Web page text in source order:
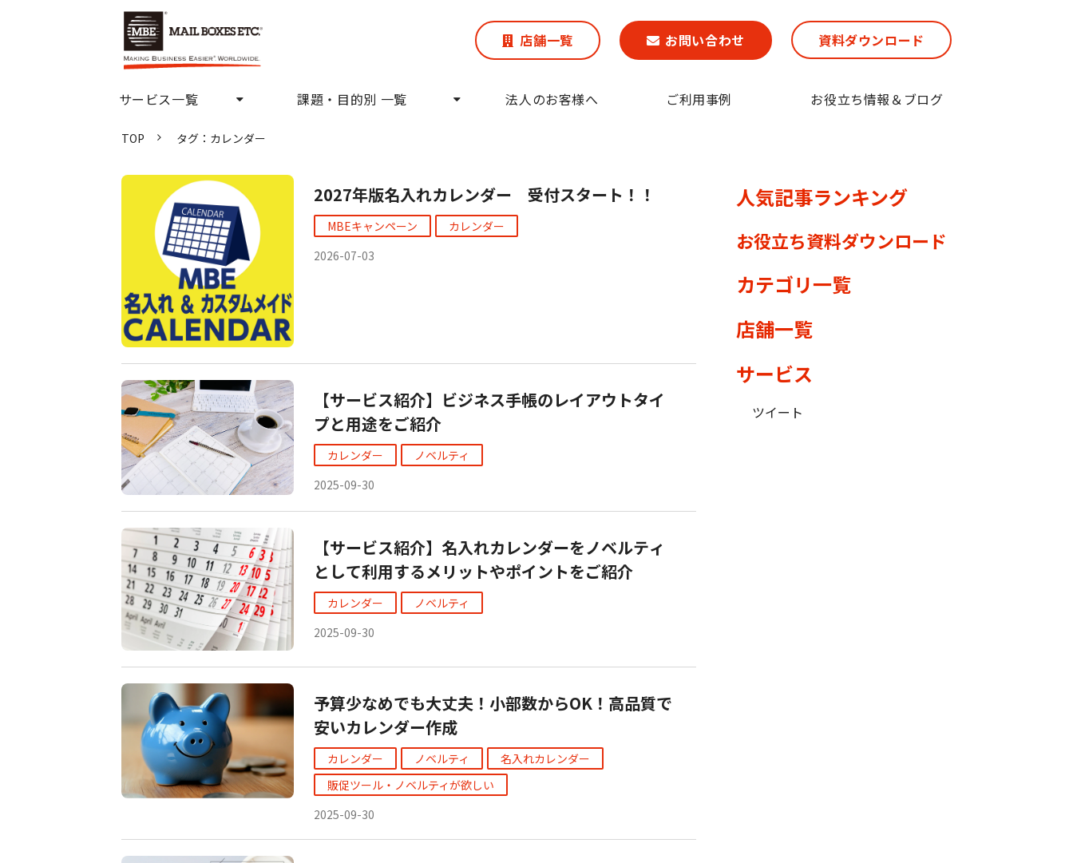
店舗一覧 お問い合わせ 資料ダウンロード
サービス一覧 課題・目的別 一覧 法人のお客様へ ご利用事例 お役立ち情報＆ブログ
TOP タグ：カレンダー
2027年版名入れカレンダー 受付スタート！！
MBEキャンペーン
カレンダー
2026-07-03
【サービス紹介】ビジネス手帳のレイアウトタイ
プと用途をご紹介
カレンダー
ノベルティ
2025-09-30
【サービス紹介】名入れカレンダーをノベルティ
として利用するメリットやポイントをご紹介
カレンダー
ノベルティ
2025-09-30
予算少なめでも大丈夫！小部数からOK！高品質で
安いカレンダー作成
カレンダー ノベルティ
名入れカレンダー
販促ツール・ノベルティが欲しい
2025-09-30
人気記事ランキング
お役立ち資料ダウンロード
カテゴリ一覧
店舗一覧
サービス
ツイート